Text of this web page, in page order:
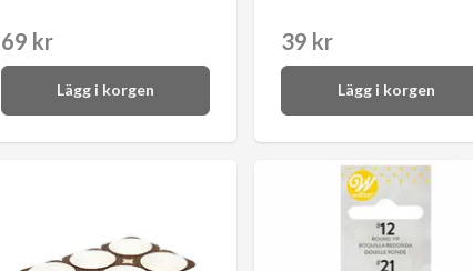
69 kr
Lägg i korgen
39 kr
Lägg i korgen